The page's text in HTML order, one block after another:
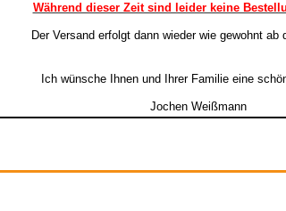
Während dieser Zeit sind leider keine
Der Versand erfolgt dann wieder wie gewohnt ab
Ich wünsche Ihnen und Ihrer Familie eine
Jochen Weißmann